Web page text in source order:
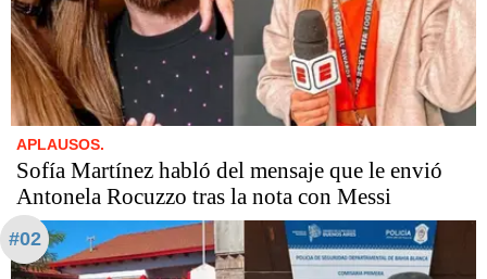
APLAUSOS.
Sofía Martínez habló del mensaje que le envió
Antonela Rocuzzo tras la nota con Messi
#02